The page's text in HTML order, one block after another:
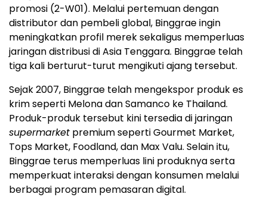
promosi (2-W01). Melalui pertemuan dengan
distributor dan pembeli global, Binggrae ingin
meningkatkan profil merek sekaligus memperluas
jaringan distribusi di Asia Tenggara. Binggrae telah
tiga kali berturut-turut mengikuti ajang tersebut.
Sejak 2007, Binggrae telah mengekspor produk es
krim seperti Melona dan Samanco ke Thailand.
Produk-produk tersebut kini tersedia di jaringan
supermarket premium seperti Gourmet Market,
Tops Market, Foodland, dan Max Valu. Selain itu,
Binggrae terus memperluas lini produknya serta
memperkuat interaksi dengan konsumen melalui
berbagai program pemasaran digital.